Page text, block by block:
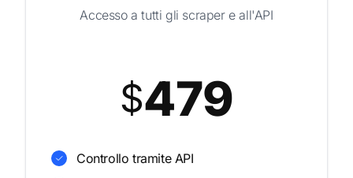
Accesso a tutti gli scraper e all'API
$479
Controllo tramite API